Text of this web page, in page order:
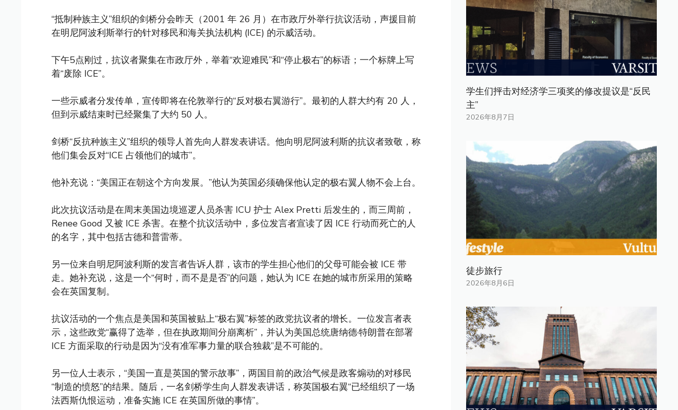
“抵制种族主义”组织的剑桥分会昨天（2001 年 26 月）在市政厅外举行抗议活动，声援目前
在明尼阿波利斯举行的针对移民和海关执法机构 (ICE) 的示威活动。
下午5点刚过，抗议者聚集在市政厅外，举着“欢迎难民”和“停止极右”的标语；一个标牌上写
着“废除 ICE”。
一些示威者分发传单，宣传即将在伦敦举行的“反对极右翼游行”。最初的人群大约有 20 人，
但到示威结束时已经聚集了大约 50 人。
剑桥“反抗种族主义”组织的领导人首先向人群发表讲话。他向明尼阿波利斯的抗议者致敬，称
他们集会反对“ICE 占领他们的城市”。
他补充说：“美国正在朝这个方向发展。”他认为英国必须确保他认定的极右翼人物不会上台。
此次抗议活动是在周末美国边境巡逻人员杀害 ICU 护士 Alex Pretti 后发生的，而三周前，
Renee Good 又被 ICE 杀害。在整个抗议活动中，多位发言者宣读了因 ICE 行动而死亡的人
的名字，其中包括古德和普雷蒂。
另一位来自明尼阿波利斯的发言者告诉人群，该市的学生担心他们的父母可能会被 ICE 带
走。她补充说，这是一个“何时，而不是是否”的问题，她认为 ICE 在她的城市所采用的策略
会在英国复制。
抗议活动的一个焦点是美国和英国被贴上“极右翼”标签的政党抗议者的增长。一位发言者表
示，这些政党“赢得了选举，但在执政期间分崩离析”，并认为美国总统唐纳德·特朗普在部署
ICE 方面采取的行动是因为“没有准军事力量的联合独裁”是不可能的。
另一位人士表示，“美国一直是英国的警示故事”，两国目前的政治气候是政客煽动的对移民
“制造的愤怒”的结果。随后，一名剑桥学生向人群发表讲话，称英国极右翼“已经组织了一场
法西斯仇恨运动，准备实施 ICE 在英国所做的事情”。
学生们抨击对经济学三项奖的修改提议是“反民
主”
2026年8月7日
徒步旅行
2026年8月6日